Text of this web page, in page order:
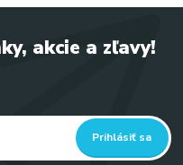
akcie a zľavy!
Prihlásiť sa